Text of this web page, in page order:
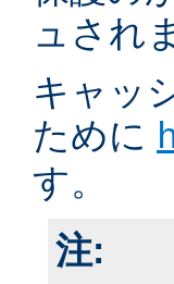
ュされ
キャッ
ために
す。
注: